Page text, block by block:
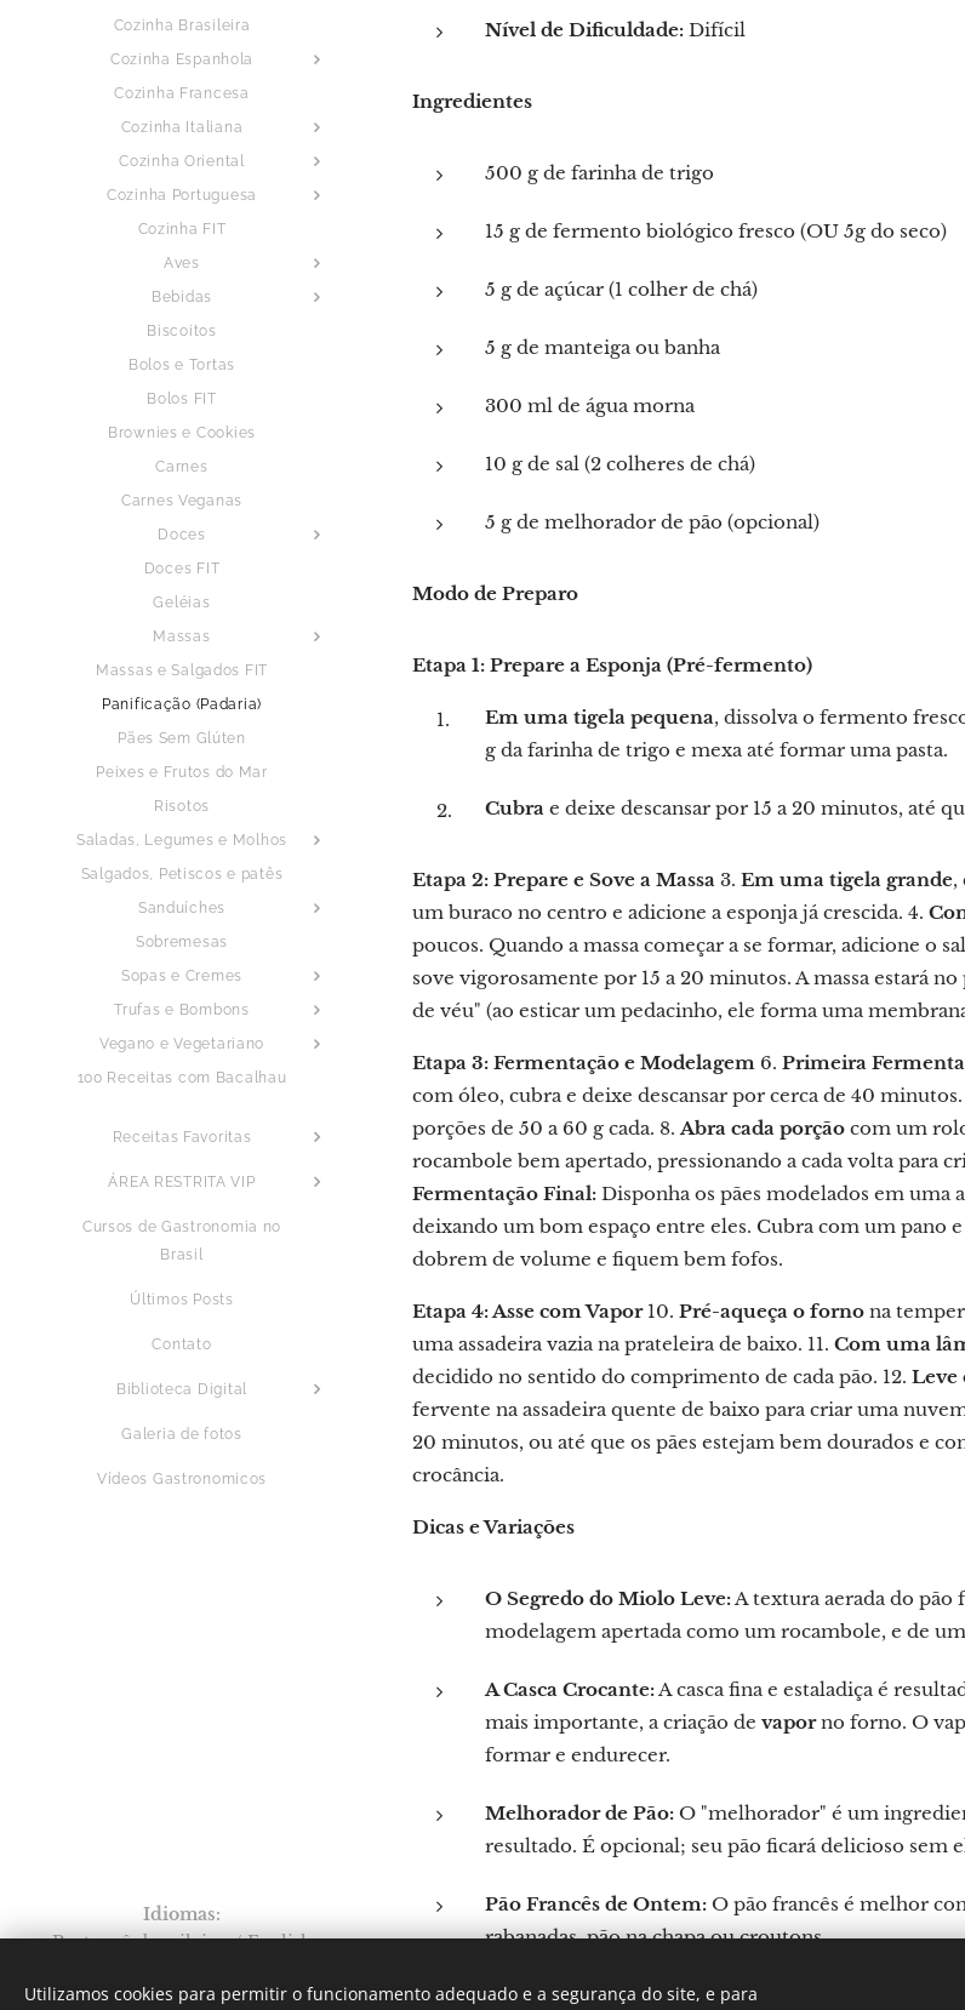
Cozinha Brasileira
Cozinha Espanhola
Cozinha Francesa
Cozinha Italiana
Cozinha Oriental
Cozinha Portuguesa
Cozinha FIT
Aves
Bebidas
Biscoitos
Bolos e Tortas
Bolos FIT
Brownies e Cookies
Carnes
Carnes Veganas
Doces
Doces FIT
Geléias
Massas
Massas e Salgados FIT
Panificação (Padaria)
Pães Sem Glúten
Peixes e Frutos do Mar
Risotos
Saladas, Legumes e Molhos
Salgados, Petiscos e patês
Sanduíches
Sobremesas
Sopas e Cremes
Trufas e Bombons
Vegano e Vegetariano
100 Receitas com Bacalhau
Receitas Favoritas
ÁREA RESTRITA VIP
Cursos de Gastronomia no
Brasil
Últimos Posts
Contato
Biblioteca Digital
Galeria de fotos
Vídeos Gastronomicos
Nível de Dificuldade: Difícil
Ingredientes
500 g de farinha de trigo
15 g de fermento biológico fresco (OU 5g do seco)
5 g de açúcar (1 colher de chá)
5 g de manteiga ou banha
300 ml de água morna
10 g de sal (2 colheres de chá)
5 g de melhorador de pão (opcional)
Modo de Preparo
Etapa 1: Prepare a Esponja (Pré-fermento)
Em uma tigela pequena, dissolva o fermento
g da farinha de trigo e mexa até formar uma pasta.
Cubra e deixe descansar por 15 a 20 minutos, até
Etapa 2: Prepare e Sove a Massa 3. Em uma tigela grande,
um buraco no centro e adicione a esponja já crescida. 4.
poucos. Quando a massa começar a se formar, adicione o
sove vigorosamente por 15 a 20 minutos. A massa estará
de véu" (ao esticar um pedacinho, ele forma uma
Etapa 3: Fermentação e Modelagem 6. Primeira
com óleo, cubra e deixe descansar por cerca de 40 minutos.
porções de 50 a 60 g cada. 8.Abra cada porção com um
rocambole bem apertado, pressionando a cada volta para
Fermentação Final: Disponha os pães modelados em uma
deixando um bom espaço entre eles. Cubra com um pano
dobrem de volume e fiquem bem fofos.
Etapa 4: Asse com Vapor10. Pré-aqueça o forno na
uma assadeira vazia na prateleira de baixo. 11. Com uma
decidido no sentido do comprimento de cada pão. 12. Leve
fervente na assadeira quente de baixo para criar uma
20 minutos, ou até que os pães estejam bem dourados e
crocância.
Dicas e Variações
O Segredo do Miolo Leve:A textura aerada do pão
modelagem apertada como um rocambole, e de
A Casca Crocante:A casca fina e estaladiça é
mais importante, a criação de vaporno forno. O
formar e endurecer.
Melhorador de Pão: O "melhorador" é um
resultado. É opcional; seu pão ficará delicioso sem
Pão Francês de Ontem: O pão francês é melhor
rabanadas, pão na chapa ou croutons.
Idiomas
Português brasileiro
English
Utilizamos cookies para permitir o funcionamento adequado e a segurança do site, e para